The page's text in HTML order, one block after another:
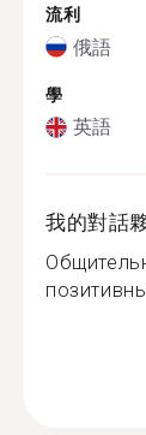
流利
俄語
學
英語
我的對話